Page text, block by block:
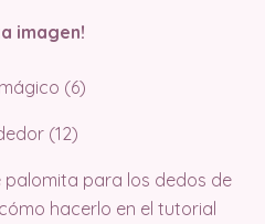
imagen!
(6)
(12)
para los dedos de
hacerlo en el tutorial